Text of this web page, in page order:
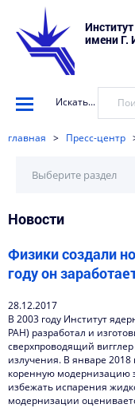
имени Г.
Искать...
главная > Пресс-центр
Научные установки
Новости
Наука в деталях
Видеоматериалы о
Интервью директора
Контакты
Выберите раздел
Новости
Физики создали
году он
28.12.2017
В 2003 году Институт
РАН) разработал и
сверхпроводящий
излучения. В январе
коренную модернизацию
избежать испарения
модернизации